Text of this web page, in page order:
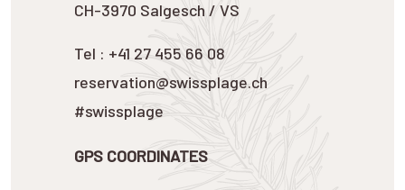
CH-3970 Salgesch / VS
Tel : +41 27 455 66 08
reservation@swissplage.ch
#swissplage
GPS COORDINATES